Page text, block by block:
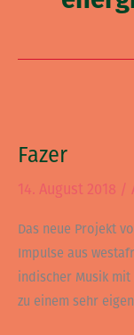
Fazer
14. August 2018 /
Das neue Projekt
Impulse aus
indischer Musik
zu einem sehr